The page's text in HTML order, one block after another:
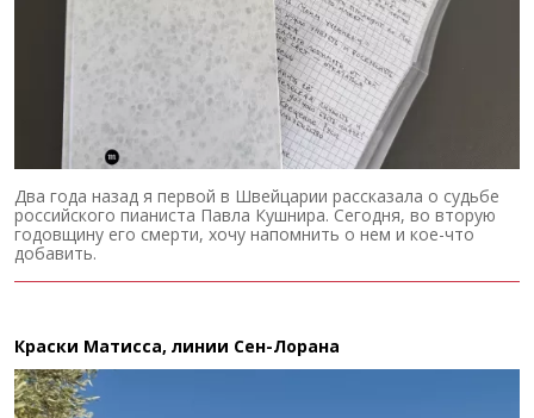
Два года назад я первой в Швейцарии рассказала о судьбе
российского пианиста Павла Кушнира. Сегодня, во вторую
годовщину его смерти, хочу напомнить о нем и кое-что
добавить.
Краски Матисса, линии Сен-Лорана